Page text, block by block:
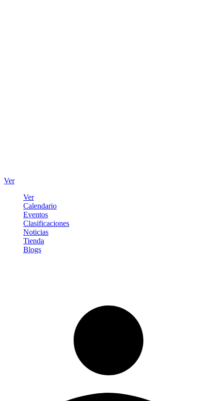
Ver
Ver
Calendario
Eventos
Clasificaciones
Noticias
Tienda
Blogs